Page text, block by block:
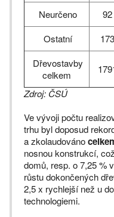
Neurčeno 92
Ostatní
173
Dřevostavby
celkem
Zdroj: ČSÚ
Ve vývoji počtu
trhu byl doposud
a zkolaudováno
nosnou konstrukcí,
domů, resp. o 7,25 %
růstu dokončených
2,5 x rychlejší než u
technologiemi.